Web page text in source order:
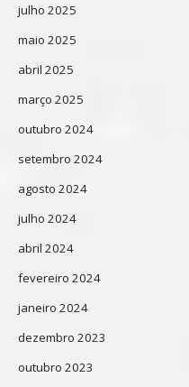
julho 2025
maio 2025
abril 2025
março 2025
outubro 2024
setembro 2024
agosto 2024
julho 2024
abril 2024
fevereiro 2024
janeiro 2024
dezembro 2023
outubro 2023